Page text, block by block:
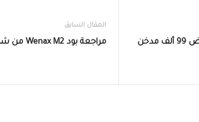
المقال السابق
مراجعة بود Wenax M2 من شركة Geekvape
كندا: شركات التبغ الكبرى ستعوض 99 ألف مدخن